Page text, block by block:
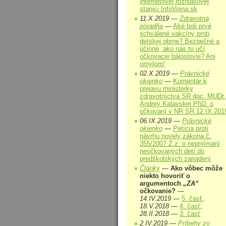
stanici InfoVojna.sk
11.X.2019 —Zdravotná
poradňa — Aké boli prvé
schválené vakcíny proti
detskej obrne? Bezpečné a
účinné, ako nás to učí
očkovacie bájoslovie? Ani
omylom!
02.X.2019 — Právnické
okienko — Komentár k
prejavu ministerky
zdravotníctva SR doc. MUDr.
Andrey Kalavskej PhD. o
očkovaní v NR SR
06.IX.2019 — Právnické
okienko — Petícia proti
návrhu novely zákona č.
355/2007 Z.z. o neprijímaní
neočkovaných detí do
predškolských zariadení
Články — Ako vôbec môže
niekto hovoriť o
argumentoch „ZA“
očkovanie? —
14.IV.2019 — 5. časť,
18.V.2018 — 4. časť,
28.II.2018 — 3. časť
2.IV.2019 — Príbehy zo